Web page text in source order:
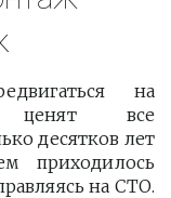
на
ценят все
десятков лет
приходилось
на СТО.